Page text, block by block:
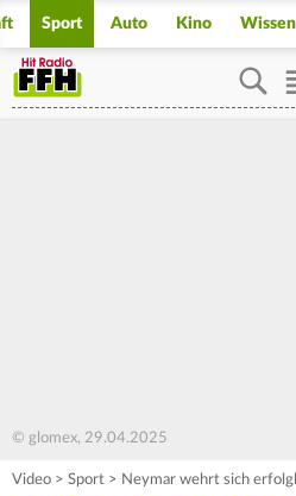
Sport Auto Kino Wissen
© glomex, 29.04.2025
Video > Sport > Neymar wehrt sich